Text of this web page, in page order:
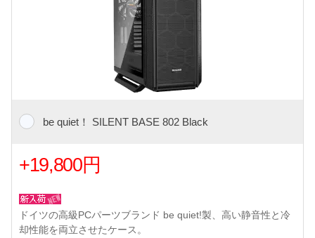
be quiet！ SILENT BASE 802 Black
+19,800円
ドイツの高級PCパーツブランド be quiet!製、高い静音性と冷
却性能を両立させたケース。